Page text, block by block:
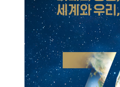
미래의 중
세계와 우